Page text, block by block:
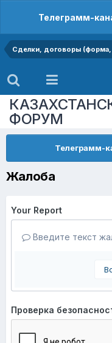
Телеграмм-
Сделки, договоры
ФОРУМ
Телеграмм-
Жалоба
Your Report
Введите текст
Проверка